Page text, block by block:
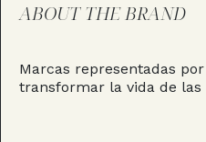
ABOUT THE BRAND
Marcas representadas
transformar la vida de las